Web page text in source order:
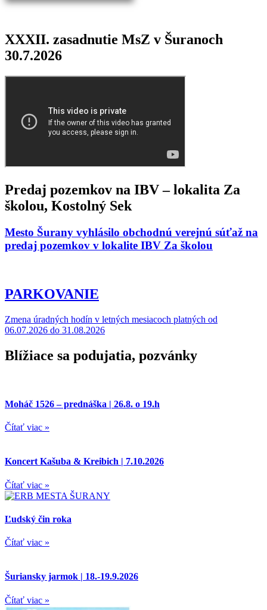
XXXII. zasadnutie MsZ v Šuranoch
30.7.2026
Predaj pozemkov na IBV – lokalita Za
školou, Kostolný Sek
Mesto Šurany vyhlásilo obchodnú verejnú súťaž na
predaj pozemkov v lokalite IBV Za školou
PARKOVANIE
Zmena úradných hodín v letných mesiacoch platných od
06.07.2026 do 31.08.2026
Blížiace sa podujatia, pozvánky
Moháč 1526 – prednáška | 26.8. o 19.h
Čítať viac »
Koncert Kašuba & Kreibich | 7.10.2026
Čítať viac »
Ľudský čin roka
Čítať viac »
Šuriansky jarmok | 18.-19.9.2026
Čítať viac »